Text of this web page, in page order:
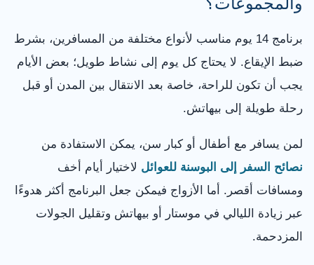
برنامج 14 يوم مناسب لأنواع مختلفة من المسافرين، بشرط
ضبط الإيقاع. لا يحتاج كل يوم إلى نشاط طويل؛ بعض الأيام
يجب أن تكون للراحة، خاصة بعد الانتقال بين المدن أو قبل
رحلة طويلة إلى بيهاتش.
لمن يسافر مع أطفال أو كبار سن، يمكن الاستفادة من
نصائح السفر إلى البوسنة للعوائل لاختيار أيام أخف
ومسافات أقصر. أما الأزواج فيمكن جعل البرنامج أكثر هدوءًا
عبر زيادة الليالي في موستار أو بيهاتش وتقليل الجولات
المزدحمة.